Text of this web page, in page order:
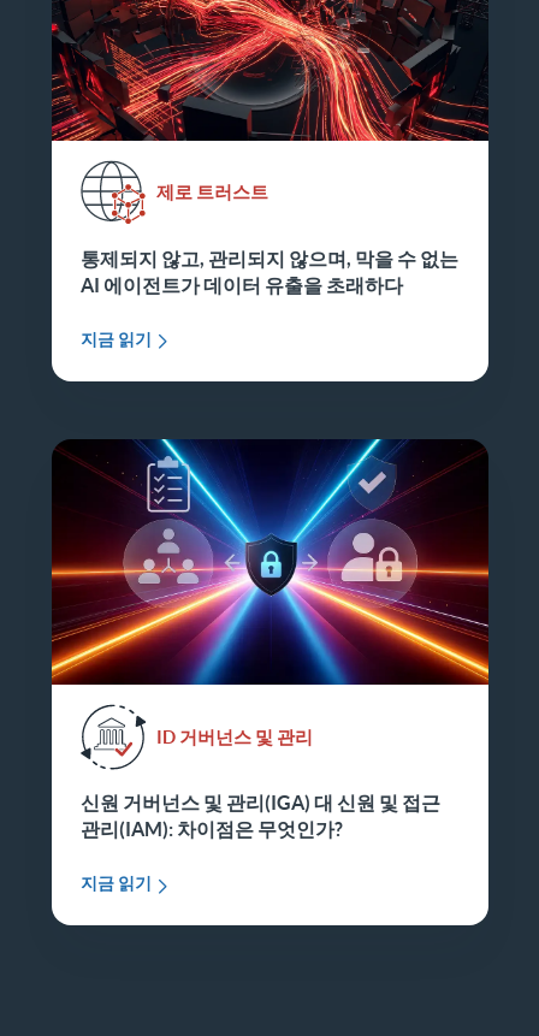
제로 트러스트
통제되지 않고, 관리되지 않으며, 막을 수 없는
AI 에이전트가 데이터 유출을 초래하다
지금 읽기
ID 거버넌스 및 관리
신원 거버넌스 및 관리(IGA) 대 신원 및 접근
관리(IAM): 차이점은 무엇인가?
지금 읽기